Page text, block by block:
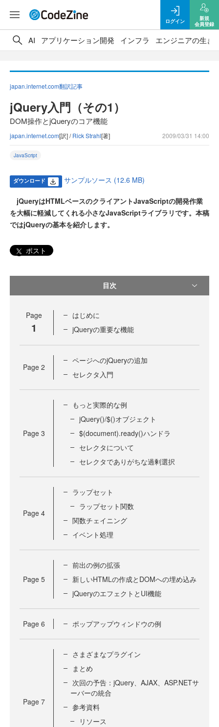
ログイン
新規
会員登録
AI アプリケーション開発 インフラ エンジニアの生き
japan.internet.com翻訳記事
jQuery入門（その1）
DOM操作とjQueryのコア機能
japan.internet.com[訳] /Rick Strahl[著] 2009/03/31 14:00
JavaScript
ダウンロード サンプルソース (12.6 MB)
jQueryはHTMLベースのクライアントJavaScriptの開発作業
を大幅に軽減してくれる小さなJavaScriptライブラリです。本稿
ではjQueryの基本を紹介します。
ポスト
目次
Page
1
はじめに
jQueryの重要な機能
Page 2
ページへのjQueryの追加
セレクタ入門
Page 3
もっと実際的な例
jQuery()/$()オブジェクト
$(document).ready()ハンドラ
セレクタについて
セレクタでありがちな過剰選択
Page 4
ラップセット
ラップセット関数
関数チェイニング
イベント処理
Page 5
前出の例の拡張
新しいHTMLの作成とDOMへの埋め込み
jQueryのエフェクトとUI機能
Page 6 ポップアップウィンドウの例
Page 7
さまざまなプラグイン
まとめ
次回の予告：jQuery、AJAX、ASP.NETサ
ーバーの統合
参考資料
リソース